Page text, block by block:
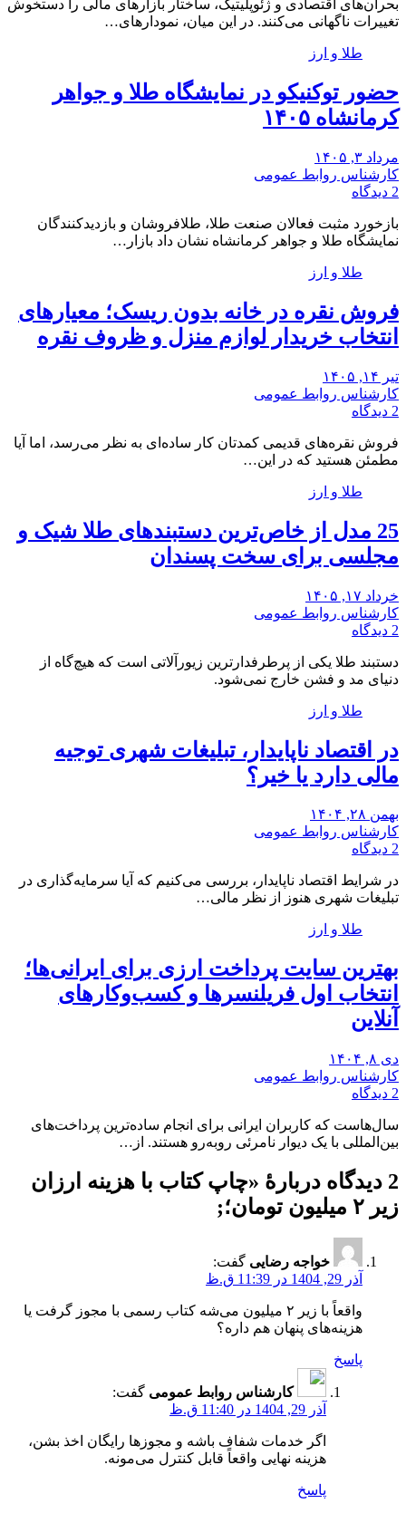
بحران‌های اقتصادی و ژئوپلیتیک، ساختار بازارهای مالی را دستخوش
تغییرات ناگهانی می‌کنند. در این میان، نمودارهای…
طلا و ارز
حضور توکنیکو در نمایشگاه طلا و جواهر
کرمانشاه ۱۴۰۵
مرداد ۳, ۱۴۰۵
کارشناس روابط عمومی
2 دیدگاه
بازخورد مثبت فعالان صنعت طلا، طلافروشان و بازدیدکنندگان
نمایشگاه طلا و جواهر کرمانشاه نشان داد بازار…
طلا و ارز
فروش نقره در خانه بدون ریسک؛ معیارهای
انتخاب خریدار لوازم منزل و ظروف نقره
تیر ۱۴, ۱۴۰۵
کارشناس روابط عمومی
2 دیدگاه
فروش نقره‌های قدیمی کمدتان کار ساده‌ای به نظر می‌رسد، اما آیا
مطمئن هستید که در این…
طلا و ارز
25 ‌مدل از خاص‌ترین دستبندهای طلا شیک و
مجلسی برای سخت پسندان
خرداد ۱۷, ۱۴۰۵
کارشناس روابط عمومی
2 دیدگاه
دستبند طلا یکی از پرطرفدارترین زیورآلاتی است که هیچ‌گاه از
دنیای مد و فشن خارج نمی‌شود.
طلا و ارز
در اقتصاد ناپایدار، تبلیغات شهری توجیه
مالی دارد یا خیر؟
بهمن ۲۸, ۱۴۰۴
کارشناس روابط عمومی
2 دیدگاه
در شرایط اقتصاد ناپایدار، بررسی می‌کنیم که آیا سرمایه‌گذاری در
تبلیغات شهری هنوز از نظر مالی…
طلا و ارز
بهترین سایت پرداخت ارزی برای ایرانی‌ها؛
انتخاب اول فریلنسرها و کسب‌وکارهای
آنلاین
دی ۸, ۱۴۰۴
کارشناس روابط عمومی
2 دیدگاه
سال‌هاست که کاربران ایرانی برای انجام ساده‌ترین پرداخت‌های
بین‌المللی با یک دیوار نامرئی روبه‌رو هستند. از…
2 دیدگاه دربارهٔ «
چاپ کتاب با هزینه ارزان
زیر ۲ میلیون تومان؛
;
خواجه رضایی گفت:
آذر 29, 1404 در 11:39 ق.ظ
واقعاً با زیر ۲ میلیون می‌شه کتاب رسمی با مجوز گرفت یا
هزینه‌های پنهان هم داره؟
پاسخ
کارشناس روابط عمومی گفت:
آذر 29, 1404 در 11:40 ق.ظ
اگر خدمات شفاف باشه و مجوزها رایگان اخذ بشن،
هزینه نهایی واقعاً قابل کنترل می‌مونه.
پاسخ